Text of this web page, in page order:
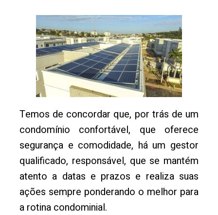
Temos de concordar que, por trás de um
condomínio confortável, que oferece
segurança e comodidade, há um gestor
qualificado, responsável, que se mantém
atento a datas e prazos e realiza suas
ações sempre ponderando o melhor para
a rotina condominial.